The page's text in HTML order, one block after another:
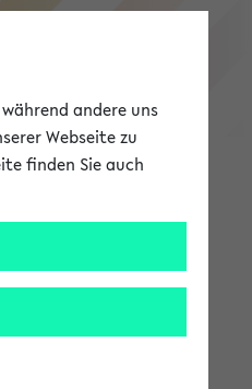
andere uns
Webseite zu
finden Sie auch